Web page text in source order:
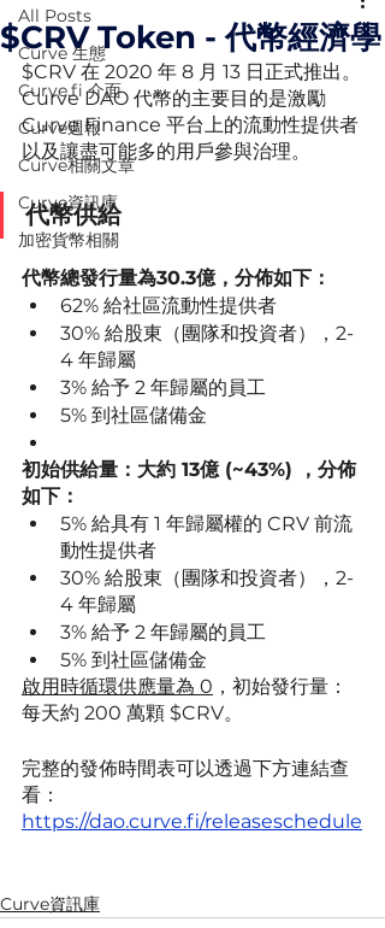
All Posts
Curve ​生態
Curve.fi 介面
Curve週報
Curve相關文章
Curve資訊庫
加密貨幣相關
$CRV Token - 代幣經濟學
$CRV 在 2020 年 8 月 13 日正式推出。
Curve DAO 代幣的主要目的是激勵
Curve Finance 平台上的流動性提供者
以及讓盡可能多的用戶參與治理。
代幣供給
代幣總發行量為30.3億，分佈如下：
62% 給社區流動性提供者
30% 給股東（團隊和投資者），2-
4 年歸屬
3% 給予 2 年歸屬的員工
5% 到社區儲備金
初始供給量：大約 13億 (~43%) ，分佈
如下：
5% 給具有 1 年歸屬權的 CRV 前流
動性提供者
30% 給股東（團隊和投資者），2-
4 年歸屬
3% 給予 2 年歸屬的員工
5% 到社區儲備金
啟用時循環供應量為 0 ，初始發行量：
每天約 200 萬顆 $CRV。
完整的發佈時間表可以透過下方連結查
看：
https://dao.curve.fi/releaseschedule
Curve資訊庫